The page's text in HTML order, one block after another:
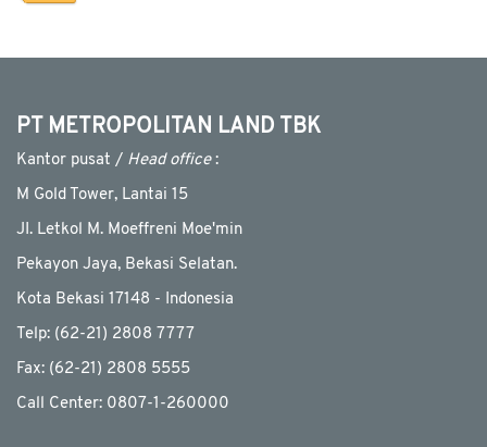
PT METROPOLITAN LAND TBK
Kantor pusat / Head office:
M Gold Tower, Lantai 15
JI. Letkol M. Moeffreni Moe'min
Pekayon Jaya, Bekasi Selatan.
Kota Bekasi 17148 - Indonesia
Telp: (62-21) 2808 7777
Fax: (62-21) 2808 5555
Call Center: 0807-1-260000